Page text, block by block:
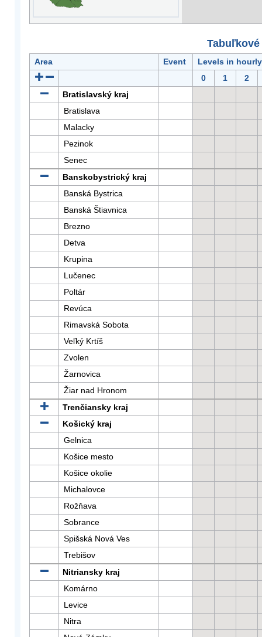
Area Event
Levels in
0
1
2
Bratislavský kraj
Bratislava
Malacky
Pezinok
Senec
Banskobystrický kraj
Banská Bystrica
Banská Štiavnica
Brezno
Detva
Krupina
Lučenec
Poltár
Revúca
Rimavská Sobota
Veľký Krtíš
Zvolen
Žarnovica
Žiar nad Hronom
Trenčiansky kraj
Košický kraj
Gelnica
Košice mesto
Košice okolie
Michalovce
Rožňava
Sobrance
Spišská Nová Ves
Trebišov
Nitriansky kraj
Komárno
Levice
Nitra